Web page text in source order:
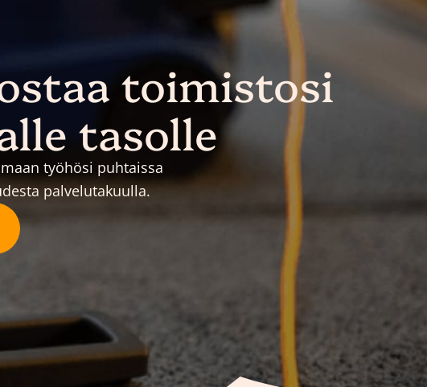
toimistosi
tasolle
työhösi puhtaissa
palvelutakuulla.